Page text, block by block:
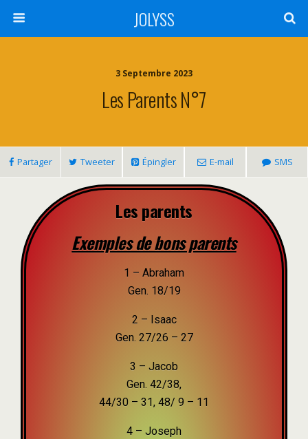
JOLYSS
3 Septembre 2023
Les Parents N°7
Partager Tweeter Épingler E-mail SMS
Les parents
Exemples de bons parents
1 – Abraham
Gen. 18/19
2 – Isaac
Gen. 27/26 – 27
3 – Jacob
Gen. 42/38,
44/30 – 31, 48/ 9 – 11
4 – Joseph